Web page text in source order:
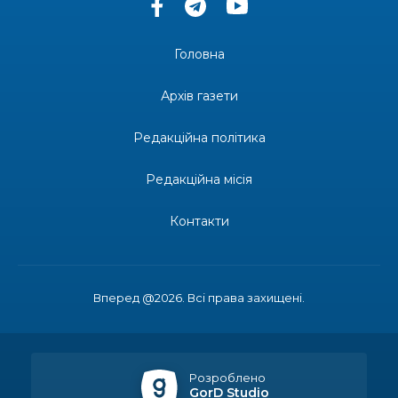
«Дві музи» у Рівному: свято краси, мистецтва
Одна з найяскравіших постатей Бахмута –
професійним святом
спецрахунки
Вперед @2026. Всі права захищені.
Головна
Архів газети
Редакційна політика
Редакційна місія
Контакти
Розроблено
GorD Studio